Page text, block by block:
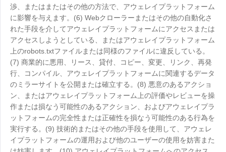
渉、またはまたはその他の方法で、アウェレイプラットフォーム
に影響を与えます。(6) Webクローラーまたはその他の自動化さ
れた手段を介してアウェレイプラットフォームにアクセスまたは
アクセスしようとしている、またはアウェレイプラットフォーム
上のrobots.txtファイルまたは同様のファイルに違反している。
(7) 商業的に悪用、リース、貸付、コピー、変更、リンク、再発
行、コンパイル、アウェレイプラットフォームに関連するデータ
のミラーサイトを公開または確立する。(8) 悪意のあるアクショ
ン、またはアウェレイプラットフォーム上の評価やレビューを操
作または損なう可能性のあるアクション、およびアウェレイプラ
ットフォームの完全性または正確性を損なう可能性のある行為を
実行する。(9) 技術的またはその他の手段を使用して、アウェレ
イプラットフォームの運用および他のユーザーの使用を妨害また